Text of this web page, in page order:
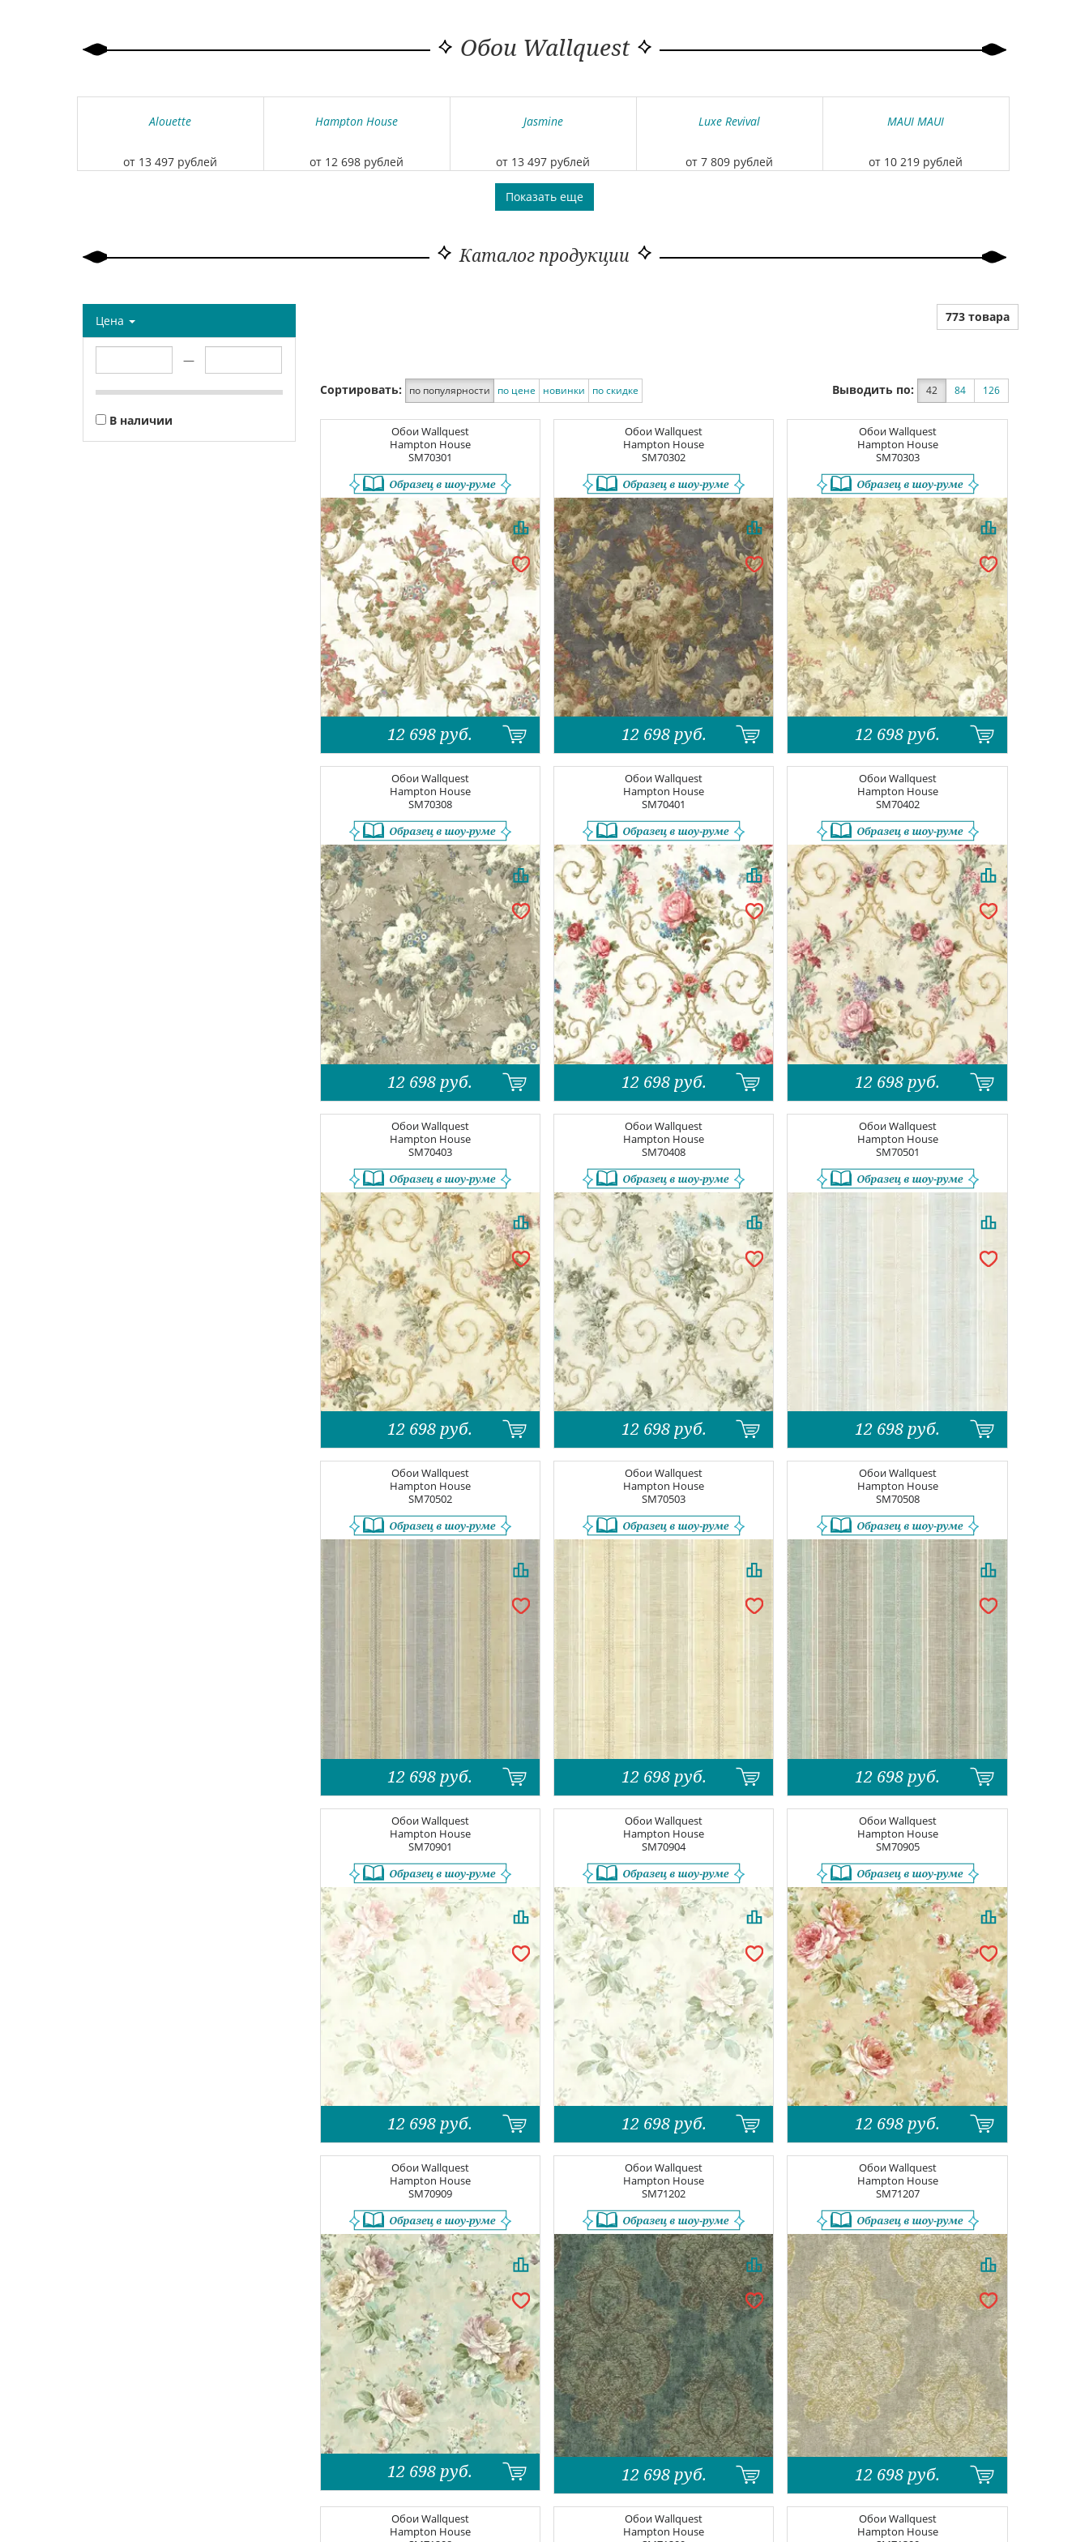
Обои Wallquest
Alouette
от 13 497 рублей
Hampton House
от 12 698 рублей
Jasmine
от 13 497 рублей
Luxe Revival
от 7 809 рублей
MAUI MAUI
от 10 219 рублей
Показать еще
Каталог продукции
Цена
—
В наличии
773 товара
Сортировать: по популярности по цене новинки по скидке Выводить по: 42 84 126
ОбоиWallquest
Hampton House
SM70301
12 698 руб.
ОбоиWallquest
Hampton House
SM70302
12 698 руб.
ОбоиWallquest
Hampton House
SM70303
12 698 руб.
ОбоиWallquest
Hampton House
SM70308
12 698 руб.
ОбоиWallquest
Hampton House
SM70401
12 698 руб.
ОбоиWallquest
Hampton House
SM70402
12 698 руб.
ОбоиWallquest
Hampton House
SM70403
12 698 руб.
ОбоиWallquest
Hampton House
SM70408
12 698 руб.
ОбоиWallquest
Hampton House
SM70501
12 698 руб.
ОбоиWallquest
Hampton House
SM70502
12 698 руб.
ОбоиWallquest
Hampton House
SM70503
12 698 руб.
ОбоиWallquest
Hampton House
SM70508
12 698 руб.
ОбоиWallquest
Hampton House
SM70901
12 698 руб.
ОбоиWallquest
Hampton House
SM70904
12 698 руб.
ОбоиWallquest
Hampton House
SM70905
12 698 руб.
ОбоиWallquest
Hampton House
SM70909
12 698 руб.
ОбоиWallquest
Hampton House
SM71202
12 698 руб.
ОбоиWallquest
Hampton House
SM71207
12 698 руб.
ОбоиWallquest
Hampton House
ОбоиWallquest
Hampton House
ОбоиWallquest
Hampton House